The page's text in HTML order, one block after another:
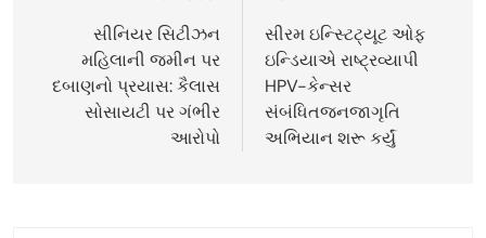
navigation
સીનિયર સિટીઝન
મહિલાની જમીન પર
દબાણનો પ્રયાસ: કૈલાસ
સોસાયટી પર ગંભીર
આરોપો
સીરમ ઇન્સ્ટિટ્યૂટ ઓફ
ઇન્ડિયાએ રાષ્ટ્રવ્યાપી
HPV-કેન્સર
સંબંધિતજનજાગૃતિ
અભિયાન શરૂ કર્યું